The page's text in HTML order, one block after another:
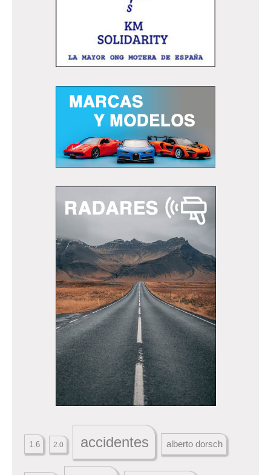
1.6 2.0 accidentes alberto dorsch